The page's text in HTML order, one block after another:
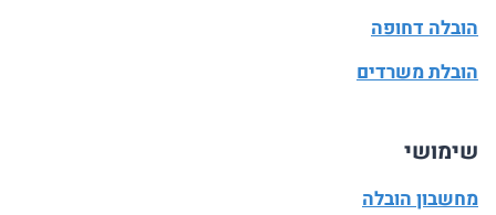
הובלה דחופה
הובלת משרדים
שימושי
מחשבון הובלה